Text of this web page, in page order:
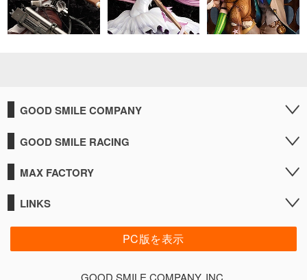
GOOD SMILE COMPANY
GOOD SMILE RACING
MAX FACTORY
LINKS
PC版を表示
GOOD SMILE COMPANY, INC.